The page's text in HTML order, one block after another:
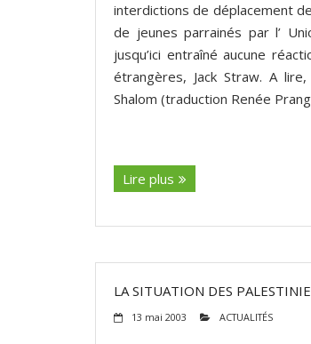
interdictions de déplacement
de jeunes parrainés par l’
jusqu’ici entraîné aucune
étrangères, Jack Straw. A
Shalom (traduction Renée
Lire plus
LA SITUATION DES
13 mai 2003 ACTUALITÉS